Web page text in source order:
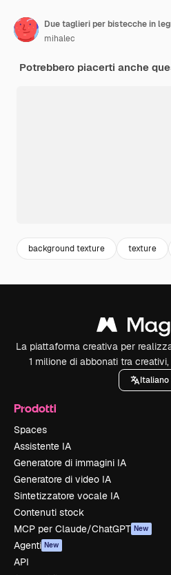
mihalec
Potrebbero piacerti anche
background texture texture
La piattaforma creativa per
1 milione di abbonati tra
Italiano
Prodotti
Spaces
Assistente IA
Generatore di immagini IA
Generatore di video IA
Sintetizzatore vocale IA
Contenuti stock
MCP per Claude/ChatGPT New
Agenti New
API